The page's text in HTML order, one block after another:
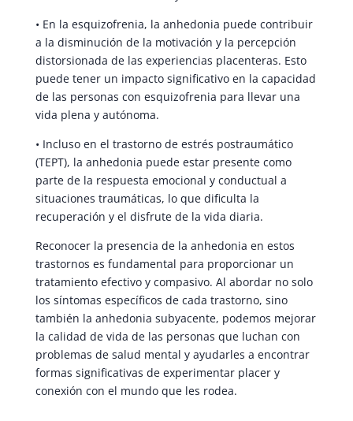
• En la esquizofrenia, la anhedonia puede contribuir
a la disminución de la motivación y la percepción
distorsionada de las experiencias placenteras. Esto
puede tener un impacto significativo en la capacidad
de las personas con esquizofrenia para llevar una
vida plena y autónoma.
• Incluso en el trastorno de estrés postraumático
(TEPT), la anhedonia puede estar presente como
parte de la respuesta emocional y conductual a
situaciones traumáticas, lo que dificulta la
recuperación y el disfrute de la vida diaria.
Reconocer la presencia de la anhedonia en estos
trastornos es fundamental para proporcionar un
tratamiento efectivo y compasivo. Al abordar no solo
los síntomas específicos de cada trastorno, sino
también la anhedonia subyacente, podemos mejorar
la calidad de vida de las personas que luchan con
problemas de salud mental y ayudarles a encontrar
formas significativas de experimentar placer y
conexión con el mundo que les rodea.